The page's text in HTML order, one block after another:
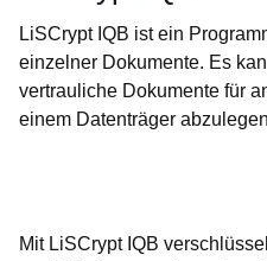
LiSCrypt IQB ist ein
einzelner Dokumente. Es
vertrauliche Dokumente für
einem Datenträger
Mit LiSCrypt IQB